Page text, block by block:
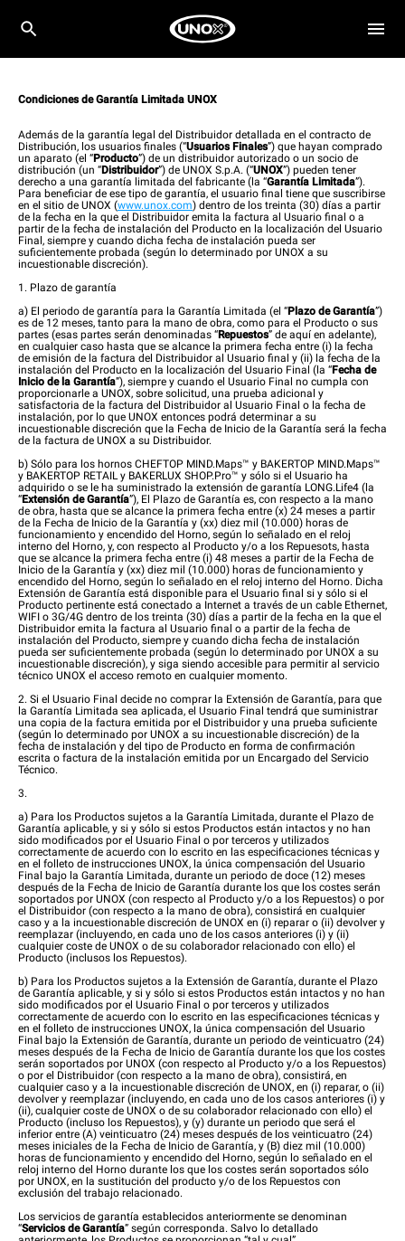
Condiciones de Garantía Limitada UNOX
Además de la garantía legal del Distribuidor detallada en el contracto de
Distribución, los usuarios finales (“Usuarios Finales”) que hayan comprado
un aparato (el “Producto”) de un distribuidor autorizado o un socio de
distribución (un “Distribuidor”) de UNOX S.p.A. (“UNOX”) pueden tener
derecho a una garantía limitada del fabricante (la “Garantía Limitada”).
Para beneficiar de ese tipo de garantía, el usuario final tiene que suscribirse
en el sitio de UNOX (www.unox.com) dentro de los treinta (30) días a partir
de la fecha en la que el Distribuidor emita la factura al Usuario final o a
partir de la fecha de instalación del Producto en la localización del Usuario
Final, siempre y cuando dicha fecha de instalación pueda ser
suficientemente probada (según lo determinado por UNOX a su
incuestionable discreción).
1. Plazo de garantía
a) El periodo de garantía para la Garantía Limitada (el “Plazo de Garantía”)
es de 12 meses, tanto para la mano de obra, como para el Producto o sus
partes (esas partes serán denominadas “Repuestos” de aquí en adelante),
en cualquier caso hasta que se alcance la primera fecha entre (i) la fecha
de emisión de la factura del Distribuidor al Usuario final y (ii) la fecha de la
instalación del Producto en la localización del Usuario Final (la “Fecha de
Inicio de la Garantía”), siempre y cuando el Usuario Final no cumpla con
proporcionarle a UNOX, sobre solicitud, una prueba adicional y
satisfactoria de la factura del Distribuidor al Usuario Final o la fecha de
instalación, por lo que UNOX entonces podrá determinar a su
incuestionable discreción que la Fecha de Inicio de la Garantía será la fecha
de la factura de UNOX a su Distribuidor.
b) Sólo para los hornos CHEFTOP MIND.Maps™ y BAKERTOP MIND.Maps™
y BAKERTOP RETAIL y BAKERLUX SHOP.Pro™ y sólo si el Usuario ha
adquirido o se le ha suministrado la extensión de garantía LONG.Life4 (la
“Extensión de Garantía”), El Plazo de Garantía es, con respecto a la mano
de obra, hasta que se alcance la primera fecha entre (x) 24 meses a partir
de la Fecha de Inicio de la Garantía y (xx) diez mil (10.000) horas de
funcionamiento y encendido del Horno, según lo señalado en el reloj
interno del Horno, y, con respecto al Producto y/o a los Repuesots, hasta
que se alcance la primera fecha entre (i) 48 meses a partir de la Fecha de
Inicio de la Garantía y (xx) diez mil (10.000) horas de funcionamiento y
encendido del Horno, según lo señalado en el reloj interno del Horno. Dicha
Extensión de Garantía está disponible para el Usuario final si y sólo si el
Producto pertinente está conectado a Internet a través de un cable Ethernet,
WIFI o 3G/4G dentro de los treinta (30) días a partir de la fecha en la que el
Distribuidor emita la factura al Usuario final o a partir de la fecha de
instalación del Producto, siempre y cuando dicha fecha de instalación
pueda ser suficientemente probada (según lo determinado por UNOX a su
incuestionable discreción), y siga siendo accesible para permitir al servicio
técnico UNOX el acceso remoto en cualquier momento.
2. Si el Usuario Final decide no comprar la Extensión de Garantía, para que
la Garantía Limitada sea aplicada, el Usuario Final tendrá que suministrar
una copia de la factura emitida por el Distribuidor y una prueba suficiente
(según lo determinado por UNOX a su incuestionable discreción) de la
fecha de instalación y del tipo de Producto en forma de confirmación
escrita o factura de la instalación emitida por un Encargado del Servicio
Técnico.
3.
a) Para los Productos sujetos a la Garantía Limitada, durante el Plazo de
Garantía aplicable, y si y sólo si estos Productos están intactos y no han
sido modificados por el Usuario Final o por terceros y utilizados
correctamente de acuerdo con lo escrito en las especificaciones técnicas y
en el folleto de instrucciones UNOX, la única compensación del Usuario
Final bajo la Garantía Limitada, durante un periodo de doce (12) meses
después de la Fecha de Inicio de Garantía durante los que los costes serán
soportados por UNOX (con respecto al Producto y/o a los Repuestos) o por
el Distribuidor (con respecto a la mano de obra), consistirá en cualquier
caso y a la incuestionable discreción de UNOX en (i) reparar o (ii) devolver y
reemplazar (incluyendo, en cada uno de los casos anteriores (i) y (ii)
cualquier coste de UNOX o de su colaborador relacionado con ello) el
Producto (inclusos los Repuestos).
b) Para los Productos sujetos a la Extensión de Garantía, durante el Plazo
de Garantía aplicable, y si y sólo si estos Productos están intactos y no han
sido modificados por el Usuario Final o por terceros y utilizados
correctamente de acuerdo con lo escrito en las especificaciones técnicas y
en el folleto de instrucciones UNOX, la única compensación del Usuario
Final bajo la Extensión de Garantía, durante un periodo de veinticuatro (24)
meses después de la Fecha de Inicio de Garantía durante los que los costes
serán soportados por UNOX (con respecto al Producto y/o a los Repuestos)
o por el Distribuidor (con respecto a la mano de obra), consistirá, en
cualquier caso y a la incuestionable discreción de UNOX, en (i) reparar, o (ii)
devolver y reemplazar (incluyendo, en cada uno de los casos anteriores (i) y
(ii), cualquier coste de UNOX o de su colaborador relacionado con ello) el
Producto (incluso los Repuestos), y (y) durante un periodo que será el
inferior entre (A) veinticuatro (24) meses después de los veinticuatro (24)
meses iniciales de la Fecha de Inicio de Garantía, y (B) diez mil (10.000)
horas de funcionamiento y encendido del Horno, según lo señalado en el
reloj interno del Horno durante los que los costes serán soportados sólo
por UNOX, en la sustitución del producto y/o de los Repuestos con
exclusión del trabajo relacionado.
Los servicios de garantía establecidos anteriormente se denominan
“Servicios de Garantía” según corresponda. Salvo lo detallado